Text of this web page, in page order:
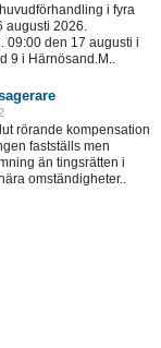
i fyra
augusti 2026.
09:00 den 17 augusti i
9 i Härnösand.M..
rörande kompensation
fastställs men
än tingsrätten i
omständigheter..